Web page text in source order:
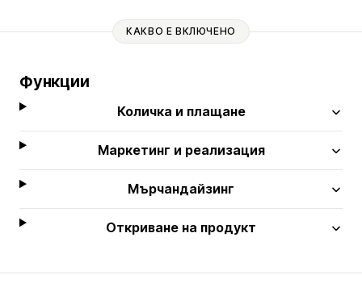
КАКВО Е ВКЛЮЧЕНО
Функции
Количка и плащане
Маркетинг и реализация
Мърчандайзинг
Откриване на продукт